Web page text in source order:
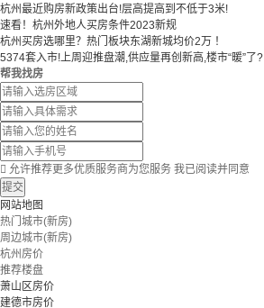
杭州最近购房新政策出台!层高提高到不低于3米!
速看！杭州外地人买房条件2023新规
杭州买房选哪里？热门板块东湖新城均价2万 ！
5374套入市!上周迎推盘潮,供应量再创新高,楼市“暖”了?
帮我找房
 允许推荐更多优质服务商为您服务 我已阅读并同意
提交
网站地图
热门城市(新房)
周边城市(新房)
杭州房价
推荐楼盘
萧山区房价
建德市房价